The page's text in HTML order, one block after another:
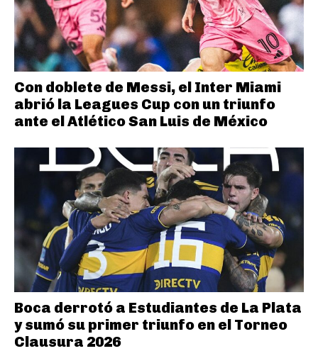
Con doblete de Messi, el Inter Miami
abrió la Leagues Cup con un triunfo
ante el Atlético San Luis de México
Boca derrotó a Estudiantes de La Plata
y sumó su primer triunfo en el Torneo
Clausura 2026